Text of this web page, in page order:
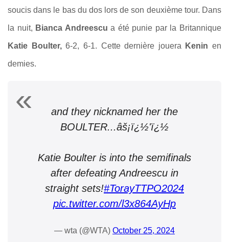
soucis dans le bas du dos lors de son deuxième tour. Dans
la nuit, Bianca Andreescu a été punie par la Britannique
Katie Boulter,6-2, 6-1. Cette dernière jouera Kenin en
demies.
and they nicknamed her the
BOULTER...âš¡ï¿½'ï¿½
Katie Boulter is into the semifinals
after defeating Andreescu in
straight sets!#TorayTTPO2024
pic.twitter.com/l3x864AyHp
— wta (@WTA) October 25, 2024